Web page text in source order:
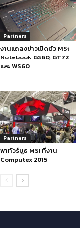
Partners
งานแถลงข่าวเปิดตัว MSi
Notebook GS60, GT72
และ WS60
Partners
พาทัวร์บูธ MSI ที่งาน
Computex 2015